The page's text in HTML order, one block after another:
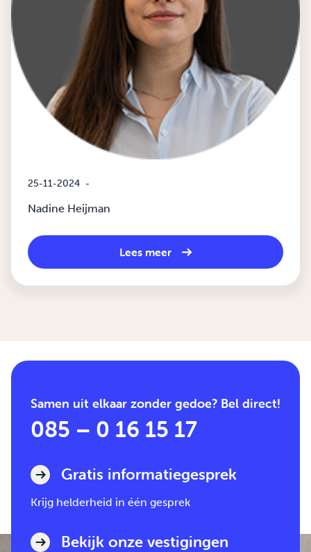
25-11-2024 -
Nadine Heijman
Lees meer
Samen uit elkaar zonder gedoe? Bel direct!
085 – 0 16 15 17
Gratis informatiegesprek
Krijg helderheid in één gesprek
Bekijk onze vestigingen